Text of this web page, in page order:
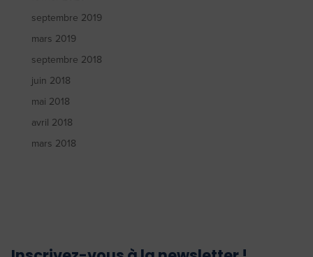
septembre 2019
mars 2019
septembre 2018
juin 2018
mai 2018
avril 2018
mars 2018